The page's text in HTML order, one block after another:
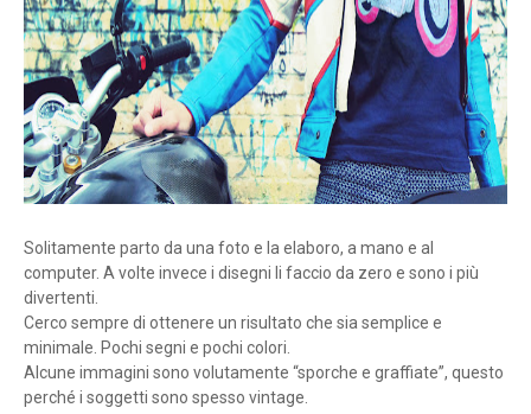
Solitamente parto da una foto e la elaboro, a mano e al
computer. A volte invece i disegni li faccio da zero e sono i più
divertenti.
Cerco sempre di ottenere un risultato che sia semplice e
minimale. Pochi segni e pochi colori.
Alcune immagini sono volutamente “sporche e graffiate”, questo
perché i soggetti sono spesso vintage.